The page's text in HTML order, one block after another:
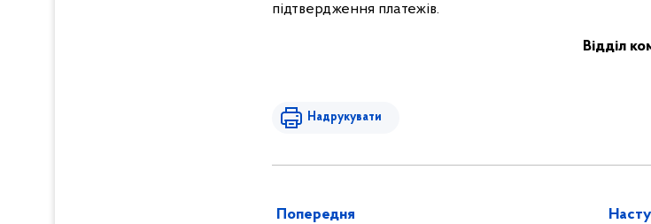
підтвердження платежів.
Відділ
Надрукувати
Попередня